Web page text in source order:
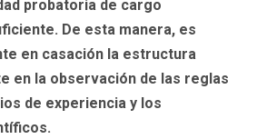
probatoria de cargo
De esta manera, es
en casación la estructura
en la observación de las reglas
de experiencia y los